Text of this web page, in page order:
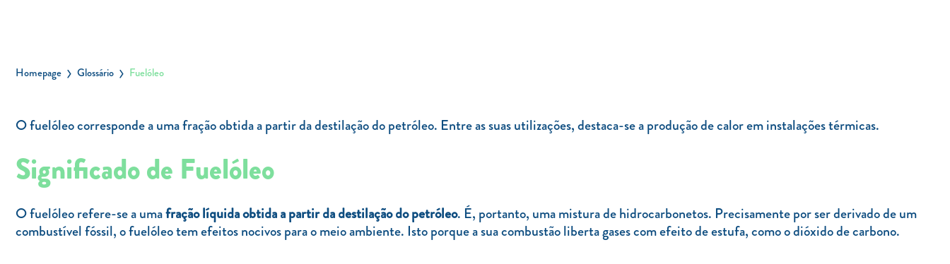
Homepage Glossário Fuelóleo
O fuelóleo corresponde a uma fração obtida a partir da destilação do petróleo. Entre as suas utilizações, destaca-se a produção de calor em instalações térmicas.
Significado de Fuelóleo
O fuelóleo refere-se a umafração líquida obtida a partir da destilação do petróleo. É, portanto, uma mistura de hidrocarbonetos. Precisamente por ser derivado de um
combustível fóssil, o fuelóleo tem efeitos nocivos para o meio ambiente. Isto porque a sua combustão liberta gases com efeito de estufa, como o dióxido de carbono.